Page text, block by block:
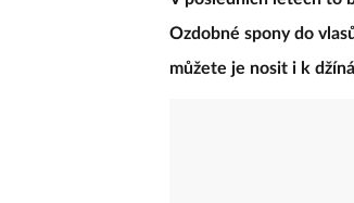
Ozdobné spony do
můžete je nosit i k